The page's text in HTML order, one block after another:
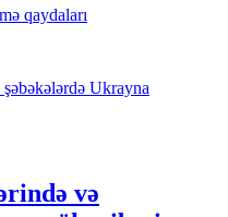
qaydaları
və